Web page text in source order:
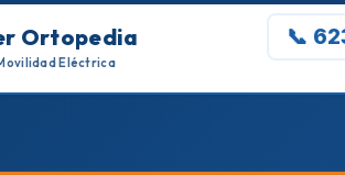
Ortopedia
Eléctrica
📞